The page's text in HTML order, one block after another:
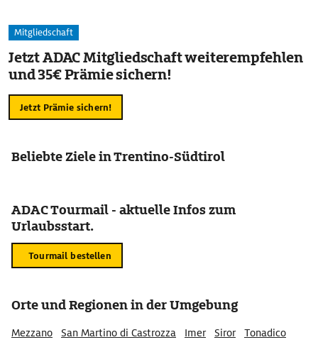
Mitgliedschaft
Jetzt ADAC Mitgliedschaft weiterempfehlen
und 35€ Prämie sichern!
Jetzt Prämie sichern!
Beliebte Ziele in Trentino-Südtirol
ADAC Tourmail - aktuelle Infos zum
Urlaubsstart.
Tourmail bestellen
Orte und Regionen in der Umgebung
Mezzano San Martino di Castrozza Imer Siror Tonadico